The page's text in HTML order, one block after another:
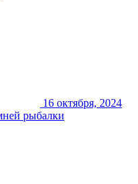
16 октября, 2024
рыбалки